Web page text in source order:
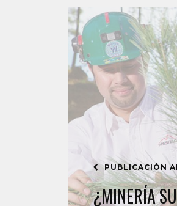
PUBLICACIÓN
¿MINERÍA